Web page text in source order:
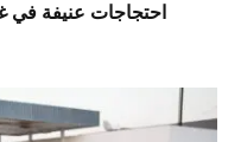
احتجاجات عنيفة في